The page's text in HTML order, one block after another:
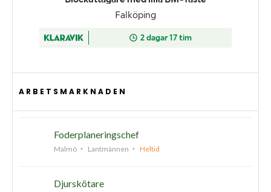
ARBETSMARKNADEN
Foderplaneringschef
Malmö Lantmännen Heltid
Djurskötare